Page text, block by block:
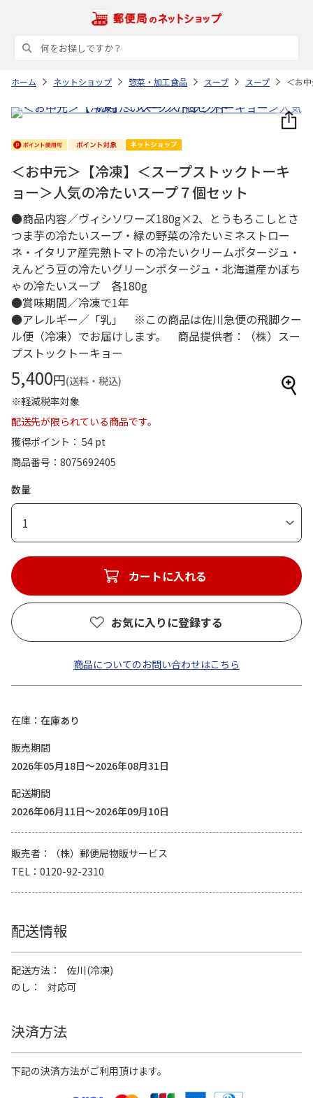
ホーム ネットショップ 惣菜・加工食品 スープ スープ ＜お
＜お中元＞【冷凍】＜スープストックトーキ
ョー＞人気の冷たいスープ７個セット
●商品内容／ヴィシソワーズ180g×2、とうもろこしとさ
つま芋の冷たいスープ・緑の野菜の冷たいミネストロー
ネ・イタリア産完熟トマトの冷たいクリームポタージュ・
えんどう豆の冷たいグリーンポタージュ・北海道産かぼち
ゃの冷たいスープ 各180g
●賞味期間／冷凍で1年
●アレルギー／「乳」 ※この商品は佐川急便の飛脚クー
ル便（冷凍）でお届けします。 商品提供者：（株）スー
プストックトーキョー
5,400円(送料・税込)
※軽減税率対象
配送先が限られている商品です。
獲得ポイント： 54 pt
商品番号
8075692405
数量
1
カートに入れる
お気に入りに登録する
商品についてのお問い合わせはこちら
在庫
在庫あり
販売期間
2026年05月18日～2026年08月31日
配送期間
2026年06月11日～2026年09月10日
販売者
（株）郵便局物販サービス
TEL
0120-92-2310
配送情報
配送方法
佐川(冷凍)
のし
対応可
決済方法
下記の決済方法がご利用頂けます。